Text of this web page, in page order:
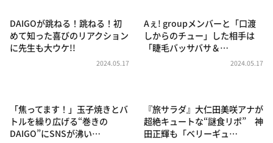
news おかえり
河合＆A.B.C-Z塚田×福井アナ「なんでやねん！？」
（news おかえり）
朝だ！生です旅サラダ
教えて！ニュースライブ 正義のミカタ
DAIGOが跳ねる！跳ねる！初
めて知った喜びのリアクション
に先生も大ウケ!!
2024.05.17
Aぇ! groupメンバーと「口渡
しからのチュー」した相手は
「睫毛バッサバサ＆…
2024.05.17
「焦ってます！」玉子焼きとバ
トルを繰り広げる“巻きの
DAIGO”にSNSが沸い…
『旅サラダ』大仁田美咲アナが
超絶キュートな“謎食リポ” 神
田正輝も「ベリーギュ…